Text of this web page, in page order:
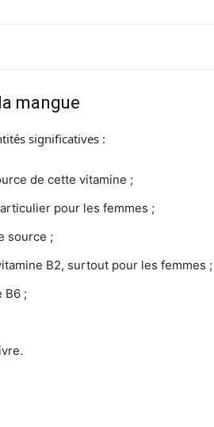
mangue
significatives :
de cette vitamine ;
pour les femmes ;
source ;
B2, surtout pour les femmes ;
B6 ;